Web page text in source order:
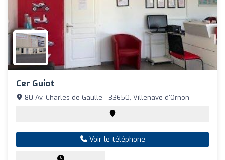
Cer Guiot
80 Av. Charles de Gaulle - 33650, Villenave-d'Ornon
Voir le téléphone